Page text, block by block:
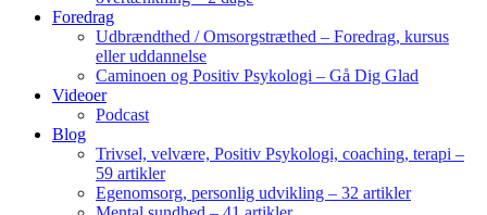
Foredrag
Udbrændthed / Omsorgstræthed – Foredrag, kursus
eller uddannelse
Caminoen og Positiv Psykologi – Gå Dig Glad
Videoer
Podcast
Blog
Trivsel, velvære, Positiv Psykologi, coaching, terapi –
59 artikler
Egenomsorg, personlig udvikling – 32 artikler